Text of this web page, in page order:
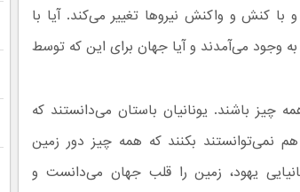
کنش و واکنش نیروها تغییر می‌کند. آیا با
وجود می‌آمدند و آیا جهان برای این که توسط
چیز باشند. یونانیان باستان می‌دانستند که
نمی‌توانستند بکنند که همه چیز دور زمین
یهود، زمین را قلب جهان می‌دانست و